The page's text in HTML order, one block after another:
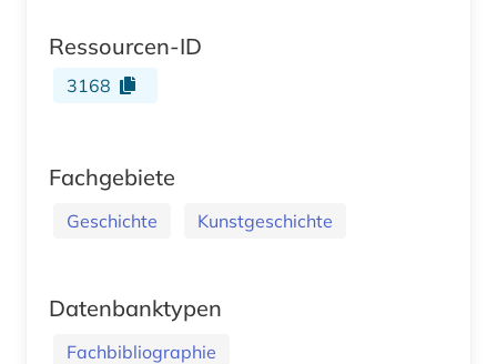
Ressourcen-ID
3168
Fachgebiete
Geschichte Kunstgeschichte
Datenbanktypen
Fachbibliographie